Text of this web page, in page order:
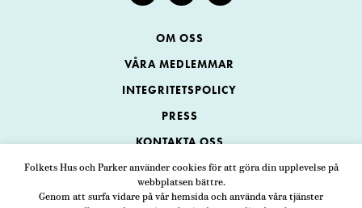
Folkets Hus och Parker använder cookies för att göra din upplevelse på
webbplatsen bättre.
Genom att surfa vidare på vår hemsida och använda våra tjänster
OM OSS
VÅRA MEDLEMMAR
INTEGRITETSPOLICY
PRESS
KONTAKTA OSS
Folkets Hus och Parker